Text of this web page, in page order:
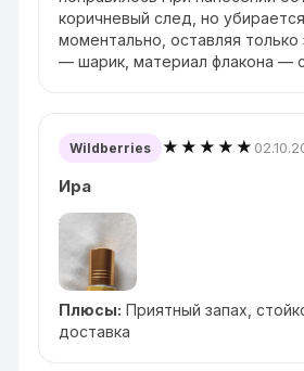
коричневый след, но
моментально, оставляя только
— шарик, материал флакона —
Wildberries ★★★★★
Ира
Плюсы: Приятный запах,
доставка